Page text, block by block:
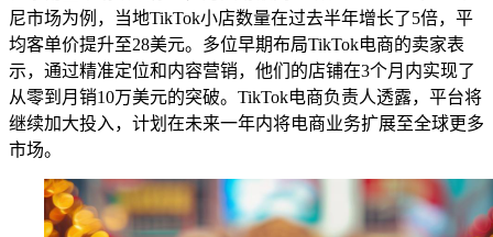
尼市场为例，当地TikTok小店数量在过去半年增长了5倍，平
均客单价提升至28美元。多位早期布局TikTok电商的卖家表
示，通过精准定位和内容营销，他们的店铺在3个月内实现了
从零到月销10万美元的突破。TikTok电商负责人透露，平台将
继续加大投入，计划在未来一年内将电商业务扩展至全球更多
市场。